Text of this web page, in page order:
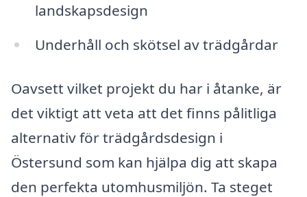
landskapsdesign
Underhåll och skötsel av trädgårdar
Oavsett vilket projekt du har i åtanke, är
det viktigt att veta att det finns pålitliga
alternativ för trädgårdsdesign i
Östersund som kan hjälpa dig att skapa
den perfekta utomhusmiljön. Ta steget